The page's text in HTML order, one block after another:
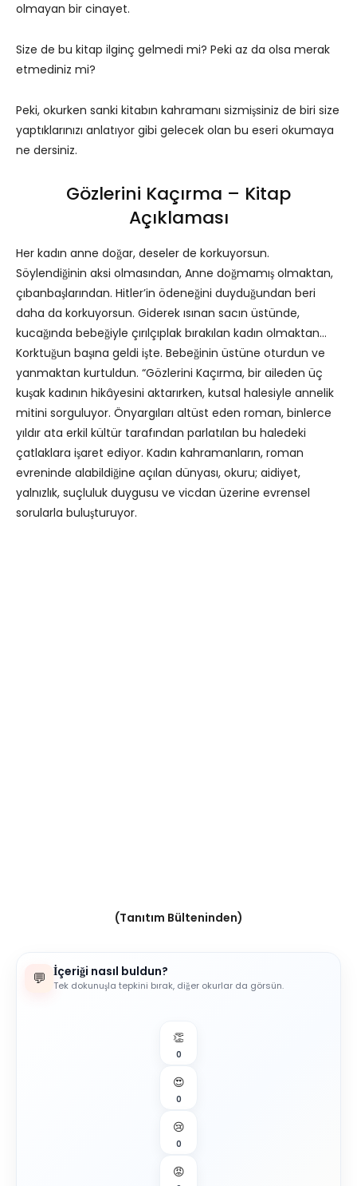
olmayan bir cinayet.
Size de bu kitap ilginç gelmedi mi? Peki az da olsa merak
etmediniz mi?
Peki, okurken sanki kitabın kahramanı sizmişsiniz de biri size
yaptıklarınızı anlatıyor gibi gelecek olan bu eseri okumaya
ne dersiniz.
Gözlerini Kaçırma – Kitap
Açıklaması
Her kadın anne doğar, deseler de korkuyorsun.
Söylendiğinin aksi olmasından, Anne doğmamış olmaktan,
çıbanbaşlarından. Hitler’in ödeneğini duyduğundan beri
daha da korkuyorsun. Giderek ısınan sacın üstünde,
kucağında bebeğiyle çırılçıplak bırakılan kadın olmaktan…
Korktuğun başına geldi işte. Bebeğinin üstüne oturdun ve
yanmaktan kurtuldun. “Gözlerini Kaçırma, bir aileden üç
kuşak kadının hikâyesini aktarırken, kutsal halesiyle annelik
mitini sorguluyor. Önyargıları altüst eden roman, binlerce
yıldır ata erkil kültür tarafından parlatılan bu haledeki
çatlaklara işaret ediyor. Kadın kahramanların, roman
evreninde alabildiğine açılan dünyası, okuru; aidiyet,
yalnızlık, suçluluk duygusu ve vicdan üzerine evrensel
sorularla buluşturuyor.
(Tanıtım Bülteninden)
💬 İçeriği nasıl buldun?
Tek dokunuşla tepkini bırak, diğer okurlar da görsün.
👏
0
😍
0
😢
0
😡